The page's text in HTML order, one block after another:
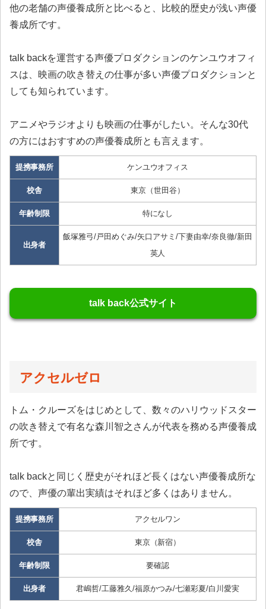
他の老舗の声優養成所と比べると、比較的歴史が浅い声優
養成所です。
talk backを運営する声優プロダクションのケンユウオフィ
スは、映画の吹き替えの仕事が多い声優プロダクションと
しても知られています。
アニメやラジオよりも映画の仕事がしたい。そんな30代
の方にはおすすめの声優養成所とも言えます。
提携事務所 ケンユウオフィス
校舎 東京（世田谷）
年齢制限 特になし
出身者
飯塚雅弓/戸田めぐみ/矢口アサミ/下妻由幸/奈良徹/新田
英人
talk back公式サイト
アクセルゼロ
トム・クルーズをはじめとして、数々のハリウッドスター
の吹き替えで有名な森川智之さんが代表を務める声優養成
所です。
talk backと同じく歴史がそれほど長くはない声優養成所な
ので、声優の輩出実績はそれほど多くはありません。
提携事務所 アクセルワン
校舎 東京（新宿）
年齢制限 要確認
出身者 君嶋哲/工藤雅久/福原かつみ/七瀬彩夏/白川愛実